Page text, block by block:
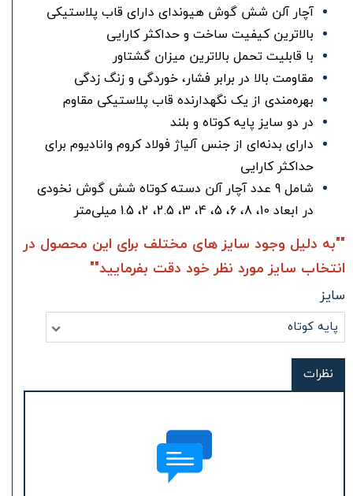
آچار آلن شش گوش هیوندای دارای قاب پلاستیکی
بالاترین کیفیت ساخت و حداکثر کارایی
با قابلیت تحمل بالاترین میزان گشتاور
مقاومت بالا در برابر فشار، خوردگی و زنگ زدگی
بهره‌مندی از یک نگهدارنده قاب پلاستیکی مقاوم
در دو سایز پایه کوتاه و بلند
دارای بدنه‌ای از جنس آلیاژ فولاد کروم وانادیوم برای
حداکثر کارایی
شامل 9 عدد آچار آلن دسته کوتاه شش گوش نخودی
در ابعاد 10، 8، 6، 5، 4، 3، 2.5، 2، 1.5 میلی‌متر
""به دلیل وجود سایز های مختلف برای این محصول در
انتخاب سایز مورد نظر خود دقت بفرمایید""
سایز
پایه کوتاه
نظرات